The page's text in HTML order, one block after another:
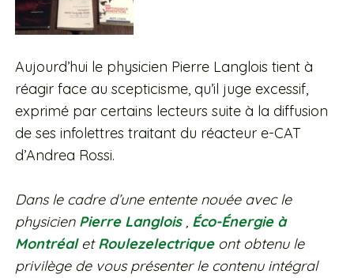
Aujourd’hui le physicien Pierre Langlois tient à
réagir face au scepticisme, qu’il juge excessif,
exprimé par certains lecteurs suite à la diffusion
de ses infolettres traitant du réacteur e-CAT
d’Andrea Rossi.
Dans le cadre d’une entente nouée avec le
physicien Pierre Langlois, Éco-Énergie à
MontréaletRoulezelectriqueont obtenu le
privilège de vous présenter le contenu intégral